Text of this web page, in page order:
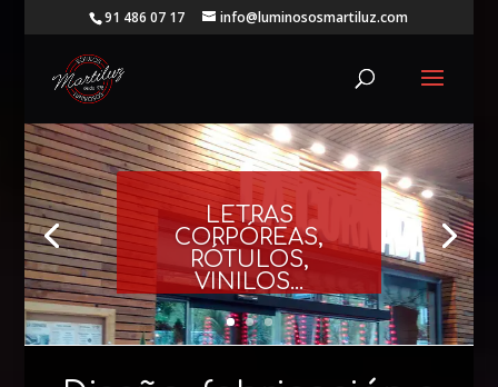
91 486 07 17 info@luminososmartiluz.com
LETRAS
CORPÓREAS,
RÓTULOS,
VINILOS...